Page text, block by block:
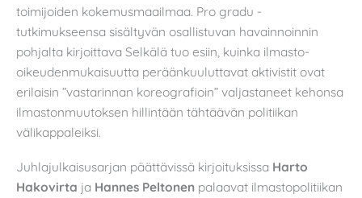
toimijoiden kokemusmaailmaa. Pro gradu -
tutkimukseensa sisältyvän osallistuvan havainnoinnin
pohjalta kirjoittava Selkälä tuo esiin, kuinka ilmasto-
oikeudenmukaisuutta peräänkuuluttavat aktivistit ovat
erilaisin ”vastarinnan koreografioin” valjastaneet kehonsa
ilmastonmuutoksen hillintään tähtäävän politiikan
välikappaleiksi.
Juhlajulkaisusarjan päättävissä kirjoituksissa Harto
Hakovirta ja Hannes Peltonen palaavat ilmastopolitiikan